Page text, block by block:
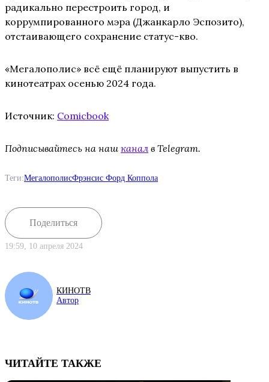
радикально перестроить город, и
коррумпированного мэра (Джанкарло Эспозито),
отстаивающего сохранение статус-кво.
«Мегалополис» всё ещё планируют выпустить в
кинотеатрах осенью 2024 года.
Источник: Comicbook
Подписывайтесь на наш канал в Telegram.
Теги:МегалополисФрэнсис Форд Коппола
Поделиться
19:59, 10 апреля 2024
КИНОТВ
Автор
ЧИТАЙТЕ ТАКЖЕ